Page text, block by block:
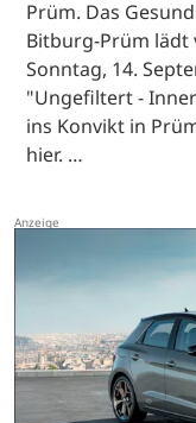
Prüm. Das
Bitburg-Prüm lädt
Sonntag, 14.
"Ungefiltert -
ins Konvikt in
hier. …